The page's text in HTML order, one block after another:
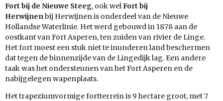
Fort bij de Nieuwe Steeg, ook welFort bij
Herwijnenbij Herwijnenis onderdeel van de Nieuwe
Hollandse Waterlinie. Het werd gebouwd in 1878 aan de
oostkant vanFort Asperen, ten zuiden van rivier deLinge.
Het fort moest een stuk niet teinunderenland beschermen
dat tegen de binnenzijde van de Lingedijk lag. Een andere
taak was het ondersteunen van het Fort Asperen en de
nabijgelegen wapenplaats.
Hettrapeziumvormigefortterrein is 9 hectare groot, met 7